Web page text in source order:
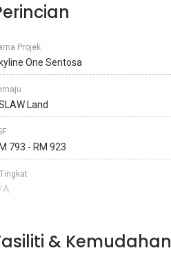
Projek
One Sentosa
Land
793 - RM 923
A
& Kemudahan